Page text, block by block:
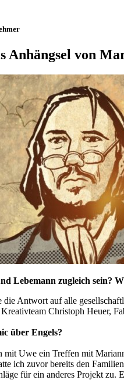
Anhängsel von
Lebemann zugleich sein?
Antwort auf alle
Christoph Heuer,
über Engels?
mit Uwe ein Treffen mit
ich zuvor bereits den
für ein anderes Projekt